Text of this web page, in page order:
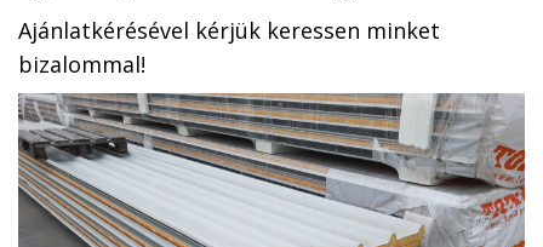
Ajánlatkérésével kérjük keressen minket
bizalommal!